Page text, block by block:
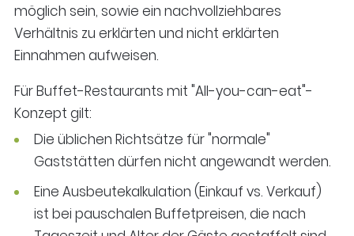
möglich sein, sowie ein nachvollziehbares
Verhältnis zu erklärten und nicht erklärten
Einnahmen aufweisen.
Für Buffet-Restaurants mit "All-you-can-eat"-
Konzept gilt:
Die üblichen Richtsätze für "normale"
Gaststätten dürfen nicht angewandt werden.
Eine Ausbeutekalkulation (Einkauf vs. Verkauf)
ist bei pauschalen Buffetpreisen, die nach